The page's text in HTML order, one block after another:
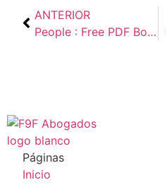
ANTERIOR
People : Free PDF Books
Páginas
Inicio